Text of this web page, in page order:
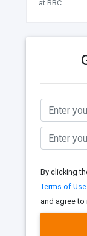
at RBC
By clicking
Terms of Use
and agree